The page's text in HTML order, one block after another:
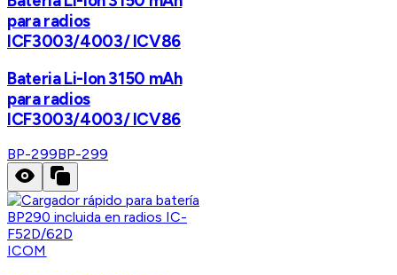
para radios
ICF3003/4003/ ICV86
Bateria Li-Ion 3150 mAh
para radios
ICF3003/4003/ ICV86
BP-299BP-299
ICOM